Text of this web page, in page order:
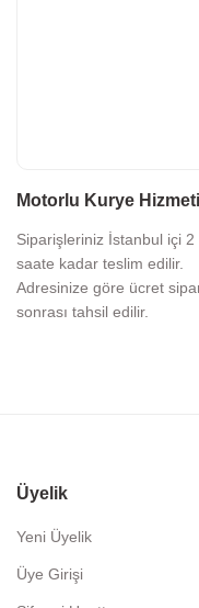
Motorlu Kurye Hizmeti
Siparişleriniz İstanbul içi 2
saate kadar teslim edilir.
Adresinize göre ücret
sonrası tahsil edilir.
Üyelik
Yeni Üyelik
Üye Girişi